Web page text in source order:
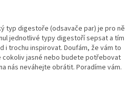
typ digestoře (odsavače par) je pro ně
jednotlivé typy digestoří sepsat a tím
i trochu inspirovat. Doufám, že vám to
cokoliv jasné nebo budete potřebovat
nás neváhejte obrátit. Poradíme vám.